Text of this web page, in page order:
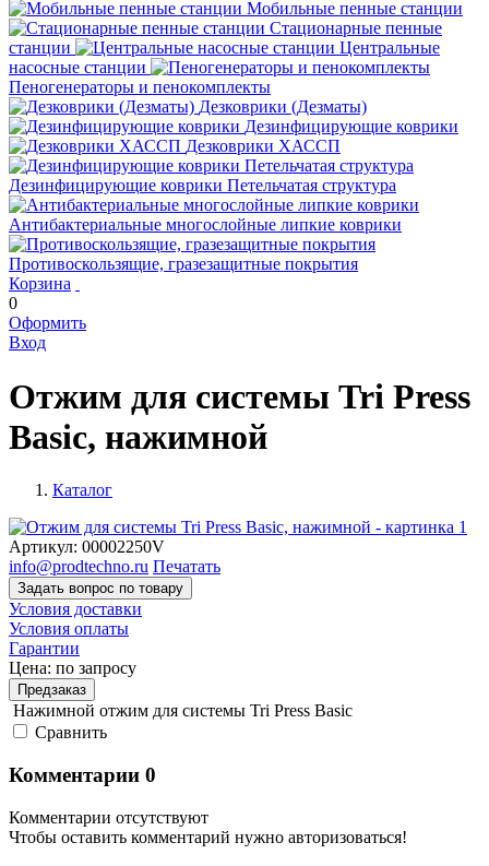
Мобильные пенные станции
Стационарные пенные
станции
Центральные
насосные станции
Пеногенераторы и пенокомплекты
Дезковрики (Дезматы)
Дезинфицирующие коврики
Дезковрики ХАССП
Дезинфицирующие коврики Петельчатая структура
Антибактериальные многослойные липкие коврики
Противоскользящие, гразезащитные покрытия
Корзина
0
Оформить
Вход
Отжим для системы Tri Press
Basic, нажимной
Каталог
Артикул: 00002250V
info@prodtechno.ru Печатать
Задать вопрос по товару
Условия доставки
Условия оплаты
Гарантии
Цена: по запросу
Предзаказ
Нажимной отжим для системы Tri Press Basic
Cравнить
Комментарии 0
Комментарии отсутствуют
Чтобы оставить комментарий нужно авторизоваться!